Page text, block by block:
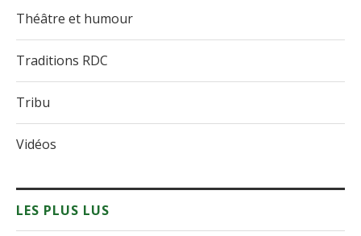
Théâtre et humour
Traditions RDC
Tribu
Vidéos
LES PLUS LUS